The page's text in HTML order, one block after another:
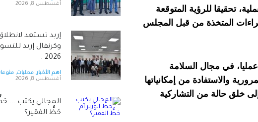
تحقيقا للرؤية المتوقعة
المتخذة من قبل المجلس
في مجال السلامة
والاستفادة من إمكانياتها
خلق حالة من التشاركية
أغسطس 8, 2026
إربد تستعد
وكرنفال إربد
2026 .
اهم الأخبار, محليات,
أغسطس 8, 2026
المجالي يكتب ... حَظُّ
حَظُّ الفقير؟